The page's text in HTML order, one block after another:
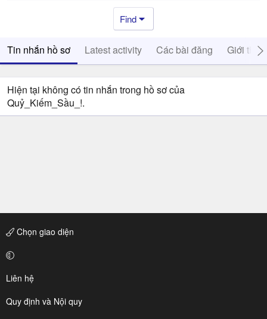
Find
Tin nhắn hồ sơ Latest activity Các bài đăng Giới thiệu
Hiện tại không có tin nhắn trong hồ sơ của
Quỷ_Kiếm_Sầu_!.
Chọn giao diện
Liên hệ
Quy định và Nội quy